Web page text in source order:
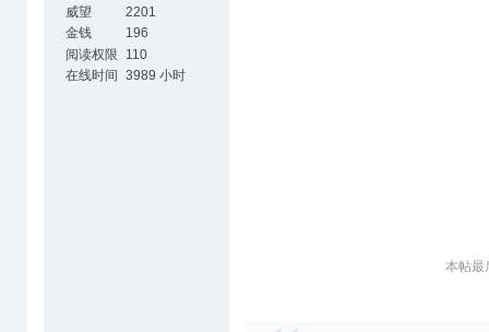
威望
2201
金钱
196
阅读权限
110
在线时间 3989 小时
本帖最